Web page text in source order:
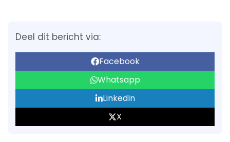
Deel dit bericht via:
Facebook
Whatsapp
LinkedIn
X